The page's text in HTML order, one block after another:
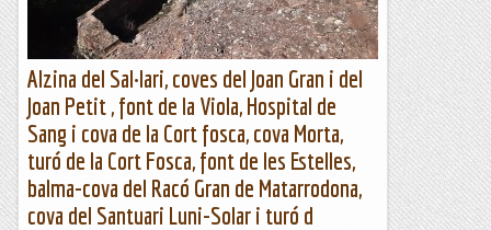
Alzina del Sal·lari, coves del Joan Gran i del
Joan Petit , font de la Viola, Hospital de
Sang i cova de la Cort fosca, cova Morta,
turó de la Cort Fosca, font de les Estelles,
balma-cova del Racó Gran de Matarrodona,
cova del Santuari Luni-Solar i turó d